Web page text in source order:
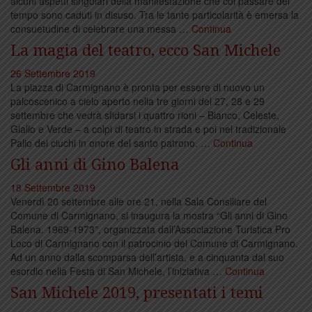
tempo sono caduti in disuso. Tra le tante particolarità è emersa la
consuetudine di celebrare una messa … Continua
La magia del teatro, ecco San Michele
26 Settembre 2019
La piazza di Carmignano è pronta per essere di nuovo un
palcoscenico a cielo aperto nella tre giorni del 27, 28 e 29
settembre che vedrà sfidarsi i quattro rioni – Bianco, Celeste,
Giallo e Verde – a colpi di teatro in strada e poi nel tradizionale
Palio dei ciuchi in onore del santo patrono. … Continua
Gli anni di Gino Balena
18 Settembre 2019
Venerdì 20 settembre alle ore 21, nella Sala Consiliare del
Comune di Carmignano, si inaugura la mostra “Gli anni di Gino
Balena. 1969-1973”, organizzata dall’Associazione Turistica Pro
Loco di Carmignano con il patrocinio del Comune di Carmignano.
Ad un anno dalla scomparsa dell’artista, e a cinquanta dal suo
esordio nella Festa di San Michele, l’iniziativa … Continua
San Michele 2019, presentati i temi